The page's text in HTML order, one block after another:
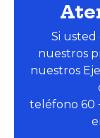
Si
nuestros
nuestros
teléfono 60